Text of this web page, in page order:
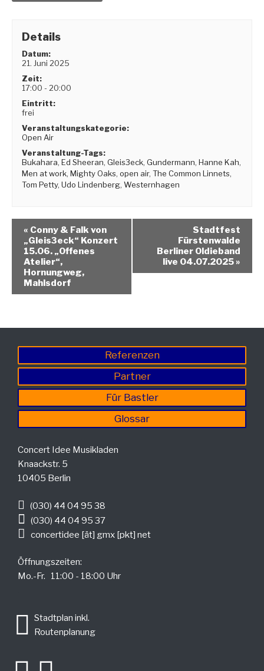
Details
Datum:
21. Juni 2025
Zeit:
17:00 - 20:00
Eintritt:
frei
Veranstaltungskategorie:
Open Air
Veranstaltung-Tags:
Bukahara,Ed Sheeran,Gleis3eck,Gundermann,Hanne Kah,
Men at work,Mighty Oaks,open air,The Common Linnets,
Tom Petty,Udo Lindenberg,Westernhagen
« Conny & Falk von
„Gleis3eck“ Konzert
15.06. „Offenes
Atelier“,
Hornungweg,
Mahlsdorf
Stadtfest
Fürstenwalde
Berliner Oldieband
live 04.07.2025 »
Referenzen
Partner
Für Bastler
Glossar
Concert Idee Musikladen
Knaackstr. 5
10405 Berlin
(030) 44 04 95 38
(030) 44 04 95 37
concertidee [ät] gmx [pkt] net
Öffnungszeiten:
Mo.-Fr. 11:00 - 18:00 Uhr
Stadtplan inkl.
Routenplanung